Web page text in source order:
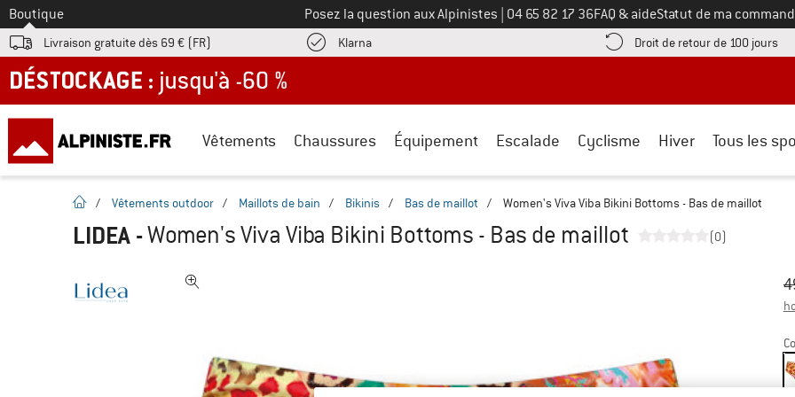
Vers le
Boutique Posez la question aux Alpinistes Appelez-nous au
04 65 82 17 36FAQ & aideStatut de ma
Livraison gratuite dès 69 € (FR) KlarnaTrouve les informations de paiement ici ! Ouvre une boîte d'information
Droit de retour de 100 jours
DÉSTOCKAGE : jusqu'à -60 %
Vêtements Chaussures Équipement Escalade Cyclisme Hiver Tous les
Page d'accueil
/ Vêtements outdoor / Maillots de bain / Bikinis / Bas de maillot / Women's Viva Viba Bikini Bottoms - Bas de maillot
LIDEA -Women's Viva Viba Bikini Bottoms - Bas de maillot (0)